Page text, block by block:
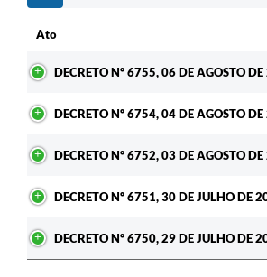
Ato
DECRETO Nº 6755, 06 DE AGOSTO
DECRETO Nº 6754, 04 DE AGOSTO
DECRETO Nº 6752, 03 DE AGOSTO
DECRETO Nº 6751, 30 DE JULHO DE
DECRETO Nº 6750, 29 DE JULHO DE